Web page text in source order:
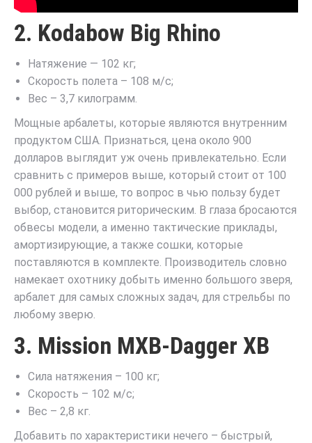
2. Kodabow Big Rhino
Натяжение — 102 кг;
Скорость полета – 108 м/с;
Вес – 3,7 килограмм.
Мощные арбалеты, которые являются внутренним
продуктом США. Признаться, цена около 900
долларов выглядит уж очень привлекательно. Если
сравнить с примеров выше, который стоит от 100
000 рублей и выше, то вопрос в чью пользу будет
выбор, становится риторическим. В глаза бросаются
обвесы модели, а именно тактические приклады,
амортизирующие, а также сошки, которые
поставляются в комплекте. Производитель словно
намекает охотнику добыть именно большого зверя,
арбалет для самых сложных задач, для стрельбы по
любому зверю.
3. Mission MXB-Dagger XB
Сила натяжения – 100 кг;
Скорость – 102 м/с;
Вес – 2,8 кг.
Добавить по характеристики нечего – быстрый,